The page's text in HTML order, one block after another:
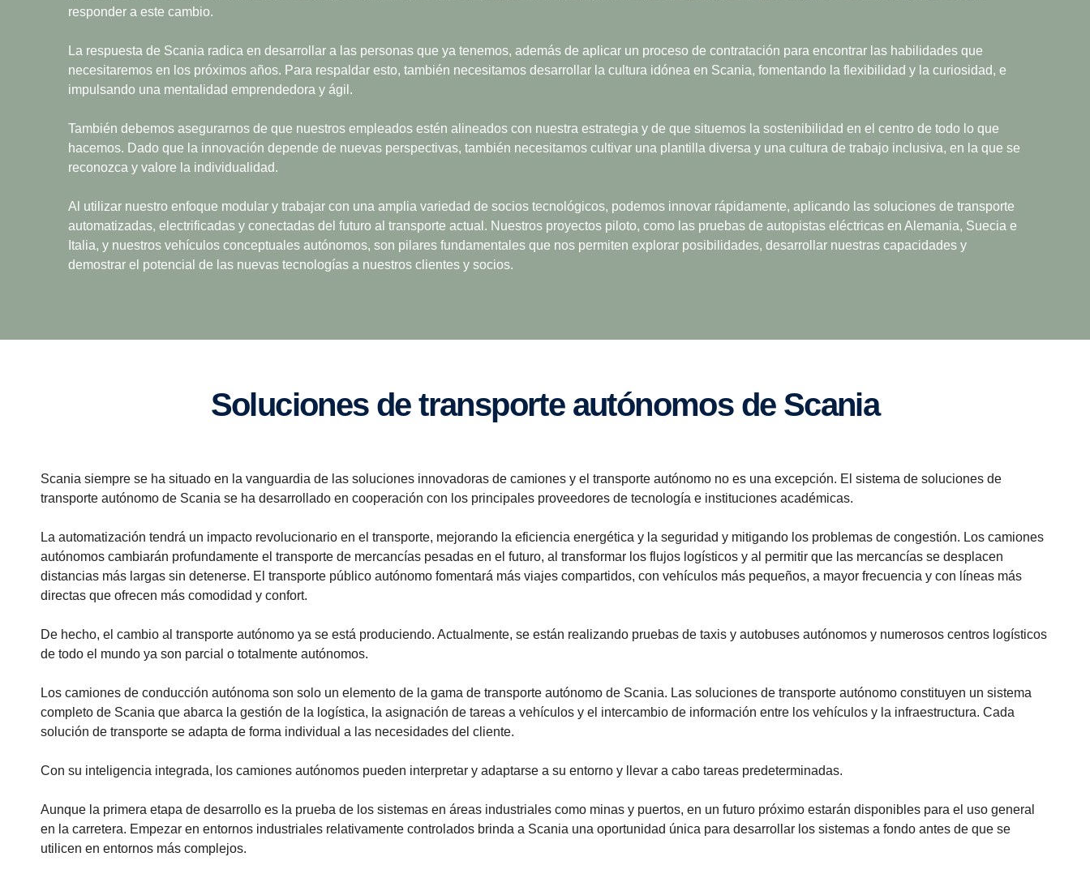
responder a este cambio.
La respuesta de Scania radica en desarrollar a las personas que ya tenemos, además de aplicar un proceso de contratación para encontrar las habilidades que
necesitaremos en los próximos años. Para respaldar esto, también necesitamos desarrollar la cultura idónea en Scania, fomentando la flexibilidad y la curiosidad, e
impulsando una mentalidad emprendedora y ágil.
También debemos asegurarnos de que nuestros empleados estén alineados con nuestra estrategia y de que situemos la sostenibilidad en el centro de todo lo que
hacemos. Dado que la innovación depende de nuevas perspectivas, también necesitamos cultivar una plantilla diversa y una cultura de trabajo inclusiva, en la que se
reconozca y valore la individualidad.
Al utilizar nuestro enfoque modular y trabajar con una amplia variedad de socios tecnológicos, podemos innovar rápidamente, aplicando las soluciones de transporte
automatizadas, electrificadas y conectadas del futuro al transporte actual. Nuestros proyectos piloto, como las pruebas de autopistas eléctricas en Alemania, Suecia e
Italia, y nuestros vehículos conceptuales autónomos, son pilares fundamentales que nos permiten explorar posibilidades, desarrollar nuestras capacidades y
demostrar el potencial de las nuevas tecnologías a nuestros clientes y socios.
Soluciones de trans­porte autónomos de Scania
Scania siempre se ha situado en la vanguardia de las soluciones innovadoras de camiones y el transporte autónomo no es una excepción. El sistema de soluciones de
transporte autónomo de Scania se ha desarrollado en cooperación con los principales proveedores de tecnología e instituciones académicas.
La automatización tendrá un impacto revolucionario en el transporte, mejorando la eficiencia energética y la seguridad y mitigando los problemas de congestión. Los camiones
autónomos cambiarán profundamente el transporte de mercancías pesadas en el futuro, al transformar los flujos logísticos y al permitir que las mercancías se desplacen
distancias más largas sin detenerse. El transporte público autónomo fomentará más viajes compartidos, con vehículos más pequeños, a mayor frecuencia y con líneas más
directas que ofrecen más comodidad y confort.
De hecho, el cambio al transporte autónomo ya se está produciendo. Actualmente, se están realizando pruebas de taxis y autobuses autónomos y numerosos centros logísticos
de todo el mundo ya son parcial o totalmente autónomos.
Los camiones de conducción autónoma son solo un elemento de la gama de transporte autónomo de Scania. Las soluciones de transporte autónomo constituyen un sistema
completo de Scania que abarca la gestión de la logística, la asignación de tareas a vehículos y el intercambio de información entre los vehículos y la infraestructura. Cada
solución de transporte se adapta de forma individual a las necesidades del cliente.
Con su inteligencia integrada, los camiones autónomos pueden interpretar y adaptarse a su entorno y llevar a cabo tareas predeterminadas.
Aunque la primera etapa de desarrollo es la prueba de los sistemas en áreas industriales como minas y puertos, en un futuro próximo estarán disponibles para el uso general
en la carretera. Empezar en entornos industriales relativamente controlados brinda a Scania una oportunidad única para desarrollar los sistemas a fondo antes de que se
utilicen en entornos más complejos.